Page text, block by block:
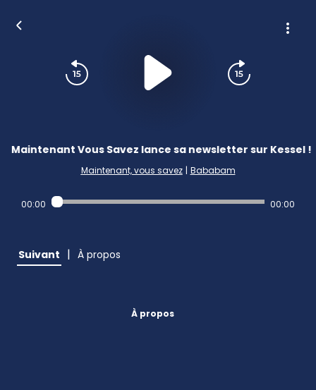
Maintenant Vous Savez lance sa newsletter sur Kessel !
Maintenant, vous savez | Bababam
00:00 00:00
Suivant | À propos
À propos